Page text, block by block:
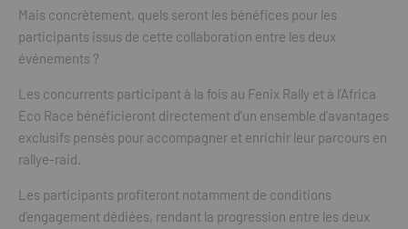
Mais concrètement, quels seront les bénéfices pour les
participants issus de cette collaboration entre les deux
événements ?
Les concurrents participant à la fois au Fenix Rally et à l’Africa
Eco Race bénéficieront directement d’un ensemble d’avantages
exclusifs pensés pour accompagner et enrichir leur parcours en
rallye-raid.
Les participants profiteront notamment de conditions
d’engagement dédiées, rendant la progression entre les deux